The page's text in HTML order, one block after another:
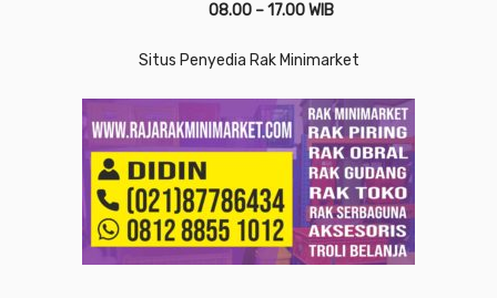
08.00 – 17.00 WIB
Situs Penyedia Rak Minimarket